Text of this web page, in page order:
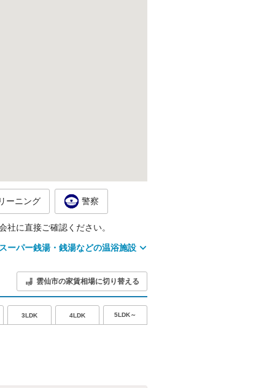
ーニング 警察
に直接ご確認ください。
ーパー銭湯・銭湯などの温浴施設
雲仙市の家賃相場に切り替える
3LDK 4LDK 5LDK～